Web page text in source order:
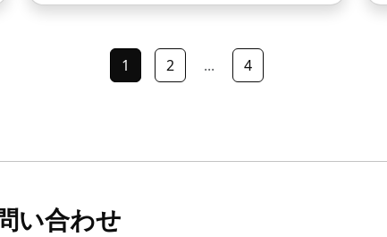
1 2 ... 4
い合わせ